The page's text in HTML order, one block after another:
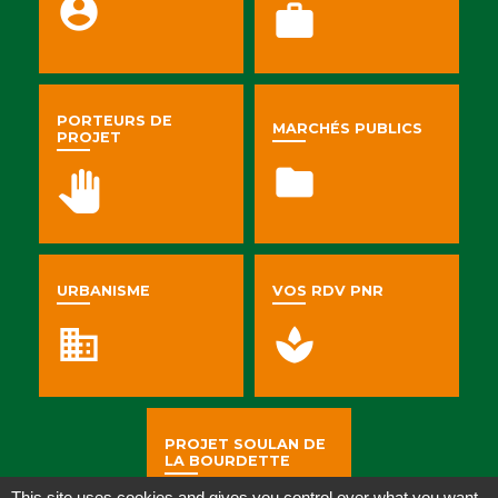
account_circle work
PORTEURS DE
PROJET
pan_tool
MARCHÉS PUBLICS
folder
URBANISME
business
VOS RDV PNR
spa
PROJET SOULAN DE
LA BOURDETTE